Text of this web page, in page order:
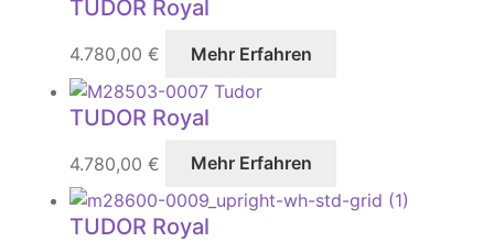
TUDOR Royal
4.780,00 € Mehr Erfahren
TUDOR Royal
4.780,00 € Mehr Erfahren
TUDOR Royal